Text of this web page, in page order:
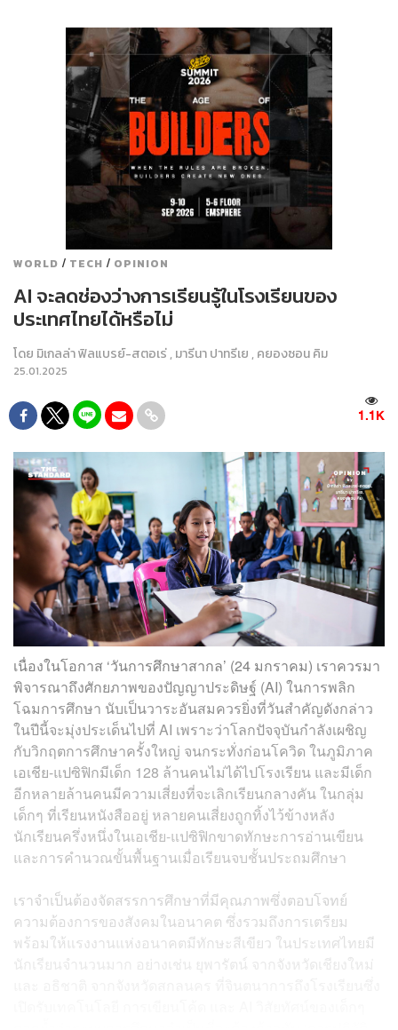
WORLD / TECH / OPINION
AI จะลดช่องว่างการเรียนรู้ในโรงเรียนของ
ประเทศไทยได้หรือไม่
โดย มิเกลล่า ฟิลแบรย์-สตอเร่, มารีนา ปาทรีเย, คยองซอน คิม
25.01.2025
1.1K
เนื่องในโอกาส ‘วันการศึกษาสากล’ (24 มกราคม) เราควรมา
พิจารณาถึงศักยภาพของปัญญาประดิษฐ์ (AI) ในการพลิก
โฉมการศึกษา นับเป็นวาระอันสมควรยิ่งที่วันสำคัญดังกล่าว
ในปีนี้จะมุ่งประเด็นไปที่ AI เพราะว่าโลกปัจจุบันกำลังเผชิญ
กับวิกฤตการศึกษาครั้งใหญ่ จนกระทั่งก่อนโควิด ในภูมิภาค
เอเชีย-แปซิฟิกมีเด็ก 128 ล้านคนไม่ได้ไปโรงเรียน และมีเด็ก
อีกหลายล้านคนมีความเสี่ยงที่จะเลิกเรียนกลางคัน ในกลุ่ม
เด็กๆ ที่เรียนหนังสืออยู่ หลายคนเสี่ยงถูกทิ้งไว้ข้างหลัง
นักเรียนครึ่งหนึ่งในเอเชีย-แปซิฟิกขาดทักษะการอ่านเขียน
และการคำนวณขั้นพื้นฐานเมื่อเรียนจบชั้นประถมศึกษา
เราจำเป็นต้องจัดสรรการศึกษาที่มีคุณภาพซึ่งตอบโจทย์
ความต้องการของสังคมในอนาคต ซึ่งรวมถึงการเตรียม
พร้อมให้แรงงานแห่งอนาคตมีทักษะสีเขียว ในประเทศไทยมี
นักเรียนจำนวนมาก อย่างเช่น ยุพารัตน์ จากจังหวัดเชียงใหม่